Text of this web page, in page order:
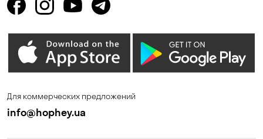
Для коммерческих предложений
info@hophey.ua